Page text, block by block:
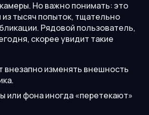
Но важно понимать: это
тысяч попыток, тщательно
Рядовой пользователь,
скорее увидит такие
внезапно изменять внешность
или фона иногда «перетекают»